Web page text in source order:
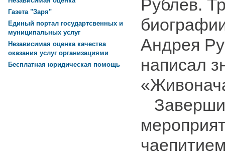
Рублев.
Андрея
написал
Газета "Заря"
Единый портал государтсвенных и
муниципальных услуг
Независимая оценка качества
оказания услуг организациями
Бесплатная юридическая помощь